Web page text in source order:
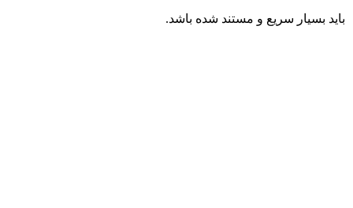
باید بسیار سریع و مستند شده باشد.